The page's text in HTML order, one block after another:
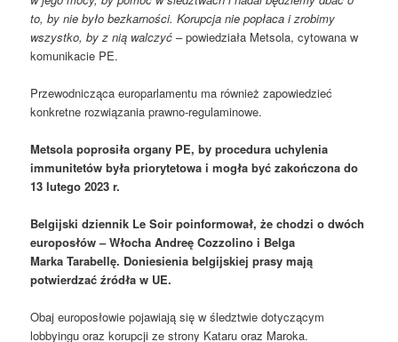
to, by nie było bezkarności. Korupcja nie popłaca i zrobimy
wszystko, by z nią walczyć– powiedziała Metsola, cytowana w
komunikacie PE.
Przewodnicząca europarlamentu ma również zapowiedzieć
konkretne rozwiązania prawno-regulaminowe.
Metsola poprosiła organy PE, by procedura uchylenia
immunitetów była priorytetowa i mogła być zakończona do
13 lutego 2023 r.
Belgijski dziennik Le Soir poinformował, że chodzi o dwóch
europosłów – Włocha Andreę Cozzolino i Belga
Marka Tarabellę. Doniesienia belgijskiej prasy mają
potwierdzać źródła w UE.
Obaj europosłowie pojawiają się w śledztwie dotyczącym
lobbyingu oraz korupcji ze strony Kataru oraz Maroka.